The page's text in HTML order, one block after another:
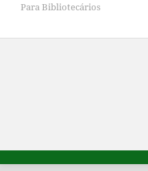
Para Bibliotecários